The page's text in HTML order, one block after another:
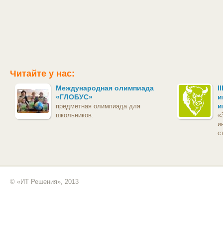
Читайте у нас:
Международная олимпиада
«ГЛОБУС»
предметная олимпиада для
школьников.
© «ИТ Решения», 2013